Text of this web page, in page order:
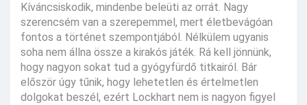
Kíváncsiskodik, mindenbe beleüti az orrát. Nagy
szerencsém van a szerepemmel, mert életbevágóan
fontos a történet szempontjából. Nélkülem ugyanis
soha nem állna össze a kirakós játék. Rá kell jönnünk,
hogy nagyon sokat tud a gyógyfürdő titkairól. Bár
először úgy tűnik, hogy lehetetlen és értelmetlen
dolgokat beszél, ezért Lockhart nem is nagyon figyel